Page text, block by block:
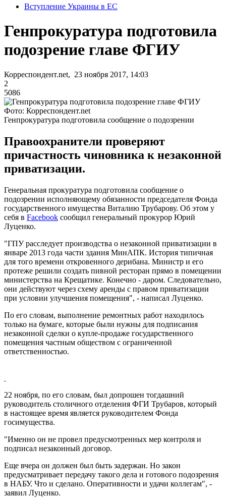
Вступление Украины в ЕС
Генпрокуратура подготовила
подозрение главе ФГИУ
Корреспондент.net, 23 ноября 2017, 14:03
2
5086
Фото: Корреспондент.net
Генпрокуратура подготовила сообщение о подозрении
Правоохранители проверяют
причастность чиновника к незаконной
приватизации.
Генеральная прокуратура подготовила сообщение о
подозрении исполняющему обязанности председателя Фонда
государственного имущества Виталию Трубарову. Об этом у
себя в Facebook сообщил генеральный прокурор Юрий
Луценко.
"ГПУ расследует производства о незаконной приватизации в
январе 2013 года части здания МинАПК. История типичная
для того времени откровенного дерибана. Министр и его
протеже решили создать пивной ресторан прямо в помещении
министерства на Крещатике. Конечно - даром. Следовательно,
они действуют через схему аренды с правом приватизации
при условии улучшения помещения", - написал Луценко.
По его словам, выполнение ремонтных работ находилось
только на бумаге, которые были нужны для подписания
незаконной сделки о купле-продаже государственного
помещения частным обществом с ограниченной
ответственностью.
22 ноября, по его словам, был допрошен тогдашний
руководитель столичного отделения ФГИ Трубаров, который
в настоящее время является руководителем Фонда
госимущества.
"Именно он не провел предусмотренных мер контроля и
подписал незаконный договор.
Еще вчера он должен был быть задержан. Но закон
предусматривает передачу такого дела и готового подозрения
в НАБУ. Что и сделано. Оперативности и удачи коллегам", -
заявил Луценко.